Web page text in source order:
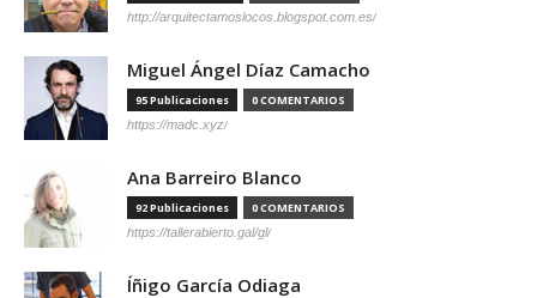
http://arquitectamoslocos.blogspot.com.es/
Miguel Ángel Díaz Camacho
95 Publicaciones 0 COMENTARIOS
https://madc.xyz/
Ana Barreiro Blanco
92 Publicaciones 0 COMENTARIOS
https://tallerabierto.gal/gl/
Íñigo García Odiaga